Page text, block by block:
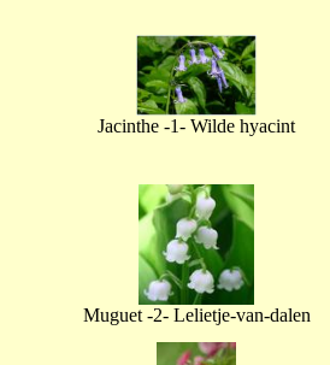
Jacinthe -1- Wilde hyacint
Muguet -2- Lelietje-van-dalen